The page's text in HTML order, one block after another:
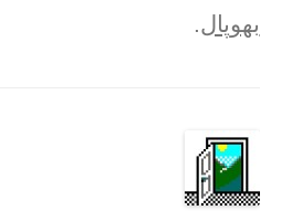
بھوپال.